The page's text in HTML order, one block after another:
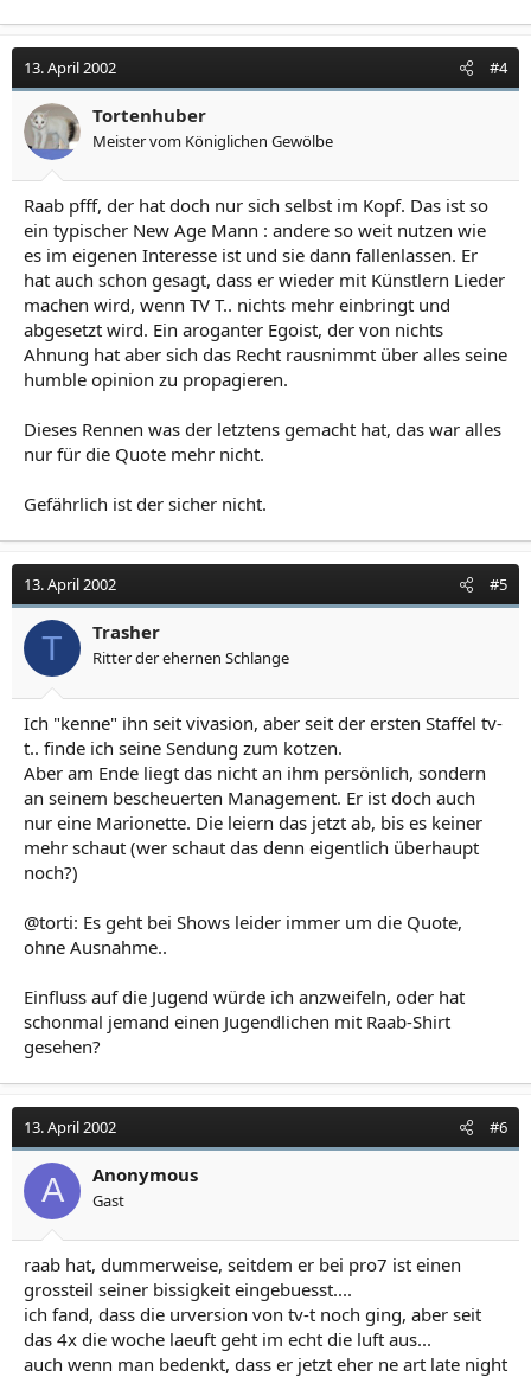
13. April 2002 #4
Tortenhuber
Meister vom Königlichen Gewölbe
Raab pfff, der hat doch nur sich selbst im Kopf. Das ist so
ein typischer New Age Mann : andere so weit nutzen wie
es im eigenen Interesse ist und sie dann fallenlassen. Er
hat auch schon gesagt, dass er wieder mit Künstlern Lieder
machen wird, wenn TV T.. nichts mehr einbringt und
abgesetzt wird. Ein aroganter Egoist, der von nichts
Ahnung hat aber sich das Recht rausnimmt über alles seine
humble opinion zu propagieren.
Dieses Rennen was der letztens gemacht hat, das war alles
nur für die Quote mehr nicht.
Gefährlich ist der sicher nicht.
13. April 2002 #5
T Trasher
Ritter der ehernen Schlange
Ich "kenne" ihn seit vivasion, aber seit der ersten Staffel tv-
t.. finde ich seine Sendung zum kotzen.
Aber am Ende liegt das nicht an ihm persönlich, sondern
an seinem bescheuerten Management. Er ist doch auch
nur eine Marionette. Die leiern das jetzt ab, bis es keiner
mehr schaut (wer schaut das denn eigentlich überhaupt
noch?)
@torti: Es geht bei Shows leider immer um die Quote,
ohne Ausnahme..
Einfluss auf die Jugend würde ich anzweifeln, oder hat
schonmal jemand einen Jugendlichen mit Raab-Shirt
gesehen?
13. April 2002 #6
A Anonymous
Gast
raab hat, dummerweise, seitdem er bei pro7 ist einen
grossteil seiner bissigkeit eingebuesst....
ich fand, dass die urversion von tv-t noch ging, aber seit
das 4x die woche laeuft geht im echt die luft aus...
auch wenn man bedenkt, dass er jetzt eher ne art late night